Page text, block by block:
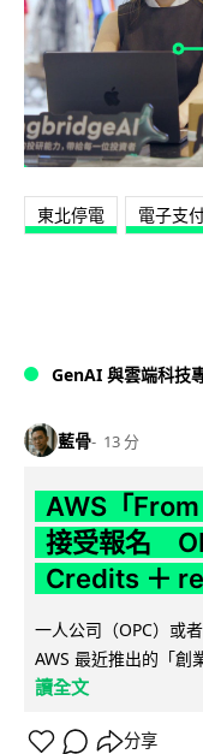
東北停電 電子支
GenAI 與雲端科技
藍骨 13 分
AWS「
接受報名
Credits ＋
一人公司（OPC）或
AWS 最近推出的「
讀全文
分享